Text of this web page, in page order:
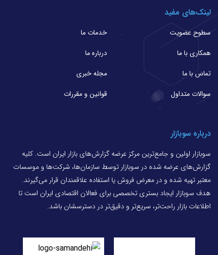
لینک‌های مفید
سطوح عضویت
خدمات ما
همکاری با ما
درباره ما
تماس با ما
مجله خبری
سوالات متداول
قوانین و مقررات
درباره سوبازار
سوبازار اولین و جامع‌ترین مرکز عرضه گزارش‌های بازار ایران است. کلیه
گزارش‌های عرضه شده در سوبازار توسط سازمان‌ها، شرکت‌ها و موسسات
معتبر تهیه شده و در معرض فروش یا استفاده علاقمندان قرار می‌گیرند.
هدف سوبازار ایجاد بستری تخصصی برای فعالان اقتصادی ایران است تا
اطلاعات بازار راحت‌تر، سریع‌تر و دقیق‌تر در دسترسشان باشد.